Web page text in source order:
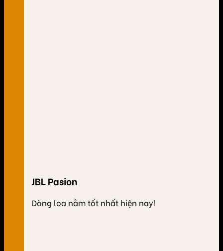
JBL Pasion
Dòng loa nằm tốt nhất hiện nay!